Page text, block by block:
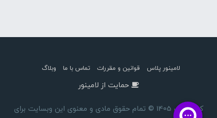
لامینور پلاس قوانین و مقررات تماس با ما وبلاگ
حمایت از لامینور
کپی رایت 1405 © تمام حقوق مادی و معنوی این وبسایت برای